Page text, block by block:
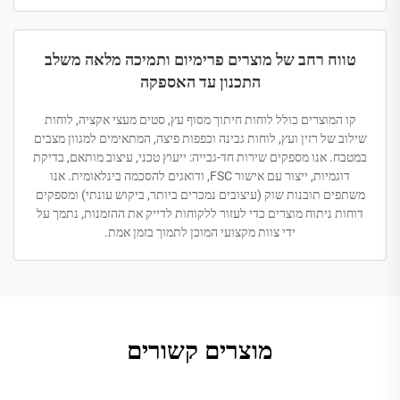
טווח רחב של מוצרים פרימיום ותמיכה מלאה משלב
התכנון עד האספקה
קו המוצרים כולל לוחות חיתוך מסוף עץ, סטים מעצי אקציה, לוחות
שילוב של רזין ועץ, לוחות גבינה וכפפות פיצה, המתאימים למגוון מצבים
במטבח. אנו מספקים שירות חד-גבייה: ייעוץ טכני, עיצוב מותאם, בדיקת
דוגמיות, ייצור עם אישור FSC, ודואגים להסכמה בינלאומית. אנו
משתפים תובנות שוק (עיצובים נמכרים ביותר, ביקוש עונתי) ומספקים
דוחות ניתוח מוצרים כדי לעזור ללקוחות לדייק את ההזמנות, נתמך על
ידי צוות מקצועי המוכן לתמוך בזמן אמת.
מוצרים קשורים